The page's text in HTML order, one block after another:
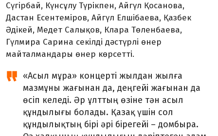
Сүгірбай, Күнсұлу Түрікпен, Айгүл Қосанова,
Дастан Есентеміров, Айгүл Елшібаева, Қазбек
Әдікей, Медет Салықов, Клара Төленбаева,
Гүлмира Сарина секілді дәстүрлі өнер
майталмандары өнер көрсетті.
«Асыл мұра» концерті жылдан жылға
мазмұны жағынан да, деңгейі жағынан да
өсіп келеді. Әр ұлттың өзіне тән асыл
құндылығы болады. Қазақ үшін сол
құндылықтың бірі әрі бірегейі – домбыра.